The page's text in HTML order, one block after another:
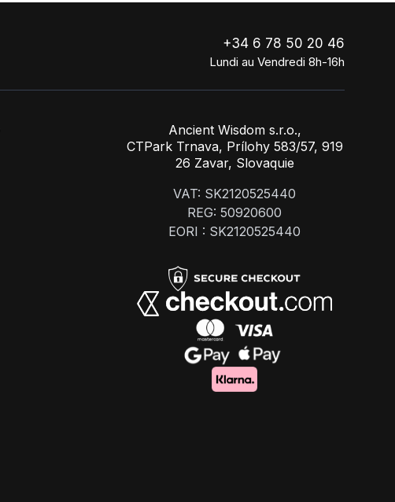
+34 6 78 50 20 46
Lundi au Vendredi 8h-16h
Ancient Wisdom s.r.o.,
CTPark Trnava, Prílohy 583/57, 919
26 Zavar, Slovaquie
VAT: SK2120525440
REG: 50920600
EORI : SK2120525440